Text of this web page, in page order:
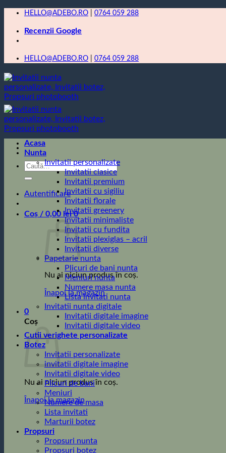
Skip
content
HELLO@ADEBO.RO 0764 059 288
Recenzii Google
HELLO@ADEBO.RO 0764 059 288
Caută
Autentificare
Coș / 0,00 lei 0
Nu ai niciun produs în coș.
Înapoi la magazin
0
Coș
Nu ai niciun produs în coș.
Înapoi la magazin
Acasa
Nunta
Invitatii personalizate
Invitatii clasice
Invitatii premium
Invitatii cu sigiliu
Invitatii florale
Invitatii greenery
Invitatii minimaliste
Invitatii cu fundita
Invitatii plexiglas – acril
Invitatii diverse
Papetarie nunta
Plicuri de bani nunta
Meniuri nunta
Numere masa nunta
Lista invitati nunta
Invitatii nunta digitale
Invitatii digitale imagine
Invitatii digitale video
Cutii verighete personalizate
Botez
Invitatii personalizate
invitatii digitale imagine
Invitatii digitale video
Plicuri de bani
Meniuri
Numere de masa
Lista invitati
Marturii botez
Propsuri
Propsuri nunta
Propsuri botez